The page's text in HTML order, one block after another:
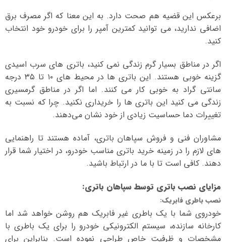
برعکس این قضیه هم صحت دارد. به این معنا که اگر مصرف برق
اضافی ندارید، می توانید کمترین آمپر را برای خودرو خود انتخاب
کنید.
اگر در مناطق بسیار گرم زندگی نمی کنید، باتری های سرب اسیدی
گزینه خوبی هستند. این باتری ها در محیط های ۱۰ تا ۳۵ درجه
سانتی گراد به خوبی کار می کنند. اما اگر در مناطق گرمسیری
زندگی می کنید این باتری ها را خریداری نکنید. چرا که نسبت به
تغییرات دما حساسیت زیادی از خود نشان می‌دهند.
مشاوران فنی و فروش سپاهان باتری، آماده هستند تا راهنمایی
های لازم را در زمینه خرید باتری مناسب خودرو، در اختیار شما قرار
دهند. کافی است تا با ما در ارتباط باشید.
مزایای نصب باتری توسط سپاهان باتری:
نصب باطری فابریک:
خودروی شما با یک باطری غیر فابریک هم روشن خواهد شد اما
کارخانه سازنده، سیستم الکترونیکی خودرو را برای یک باطری با
مشخصات و ظرفیت خاص طراحی نموده است. بنابراین برای